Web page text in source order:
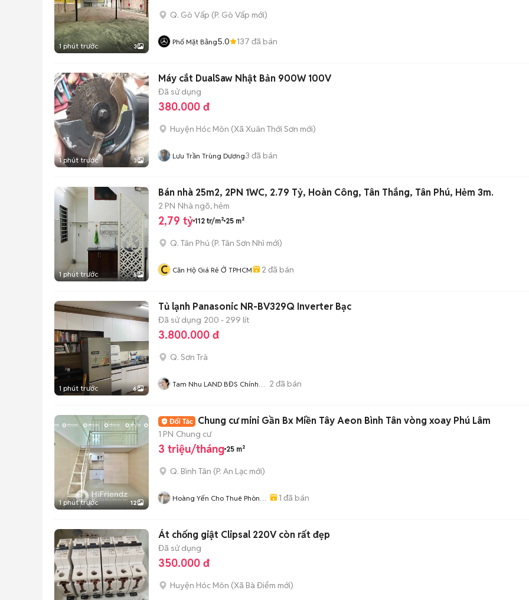
1 phút trước 3
Q. Gò Vấp (P. Gò Vấp mới)
Phố Mặt Bằng5.0 137 đã bán
1 phút trước 3
Máy cắt DualSaw Nhật Bản 900W 100V
Đã sử dụng
380.000 đ
Huyện Hóc Môn (Xã Xuân Thới Sơn mới)
Lưu Trần Trùng Dương3 đã bán
1 phút trước 5
Bán nhà 25m2, 2PN 1WC, 2.79 Tỷ, Hoàn Công, Tân Thắng, Tân Phú, Hẻm 3m.
2 PN Nhà ngõ, hẻm
2,79 tỷ 112 tr/m² 25 m²
Q. Tân Phú (P. Tân Sơn Nhì mới)
C Căn Hộ Giá Rẻ Ở TPHCM 2 đã bán
1 phút trước 6
Tủ lạnh Panasonic NR-BV329Q Inverter Bạc
Đã sử dụng 200 - 299 lít
3.800.000 đ
Q. Sơn Trà
Tam Nhu LAND BĐS Chính
2 đã bán
1 phút trước 12
Chung cư mini Gần Bx Miền Tây Aeon Bình Tân vòng xoay Phú Lâm
1 PN Chung cư
3 triệu/tháng 25 m²
Q. Bình Tân (P. An Lạc mới)
Hoàng Yến Cho Thuê Phòng -
1 đã bán
Át chống giật Clipsal 220V còn rất đẹp
Đã sử dụng
350.000 đ
Huyện Hóc Môn (Xã Bà Điểm mới)